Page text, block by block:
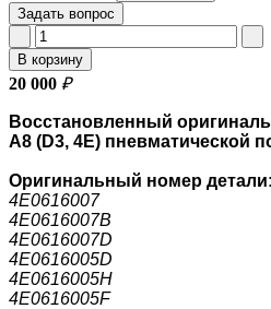
Задать вопрос
В корзину
20 000 ₽
Восстановленный
A8 (D3, 4E) пневматической
Оригинальный номер детали:
4E0616007
4E0616007B
4E0616007D
4E0616005D
4E0616005H
4E0616005F